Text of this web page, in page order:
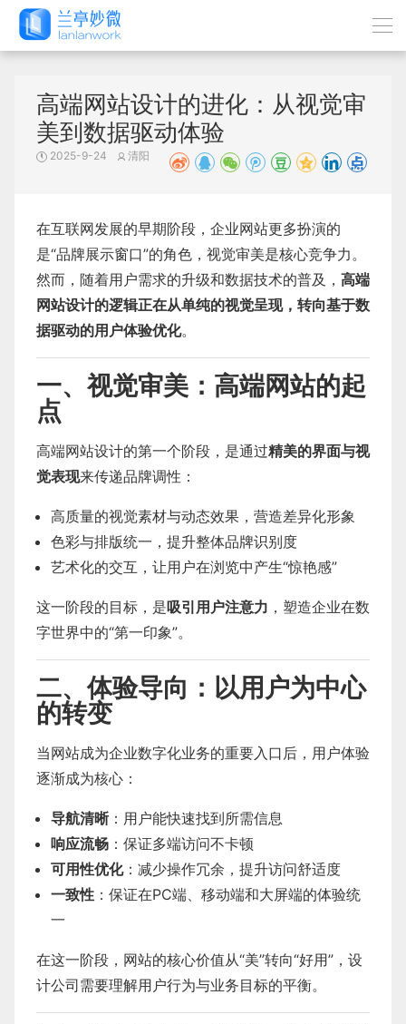
高端网站设计的进化：从视觉审
美到数据驱动体验
2025-9-24 清阳
在互联网发展的早期阶段，企业网站更多扮演的
是“品牌展示窗口”的角色，视觉审美是核心竞争力。
然而，随着用户需求的升级和数据技术的普及， 高端
网站设计的逻辑正在从单纯的视觉呈现，转向基于数
据驱动的用户体验优化。
一、视觉审美：高端网站的起
点
高端网站设计的第一个阶段，是通过精美的界面与视
觉表现来传递品牌调性：
高质量的视觉素材与动态效果，营造差异化形象
色彩与排版统一，提升整体品牌识别度
艺术化的交互，让用户在浏览中产生“惊艳感”
这一阶段的目标，是吸引用户注意力 ，塑造企业在数
字世界中的“第一印象”。
二、体验导向：以用户为中心
的转变
当网站成为企业数字化业务的重要入口后，用户体验
逐渐成为核心：
导航清晰：用户能快速找到所需信息
响应流畅 ：保证多端访问不卡顿
可用性优化：减少操作冗余，提升访问舒适度
一致性 ：保证在PC端、移动端和大屏端的体验统
一
在这一阶段，网站的核心价值从“美”转向“好用”，设
计公司需要理解用户行为与业务目标的平衡。